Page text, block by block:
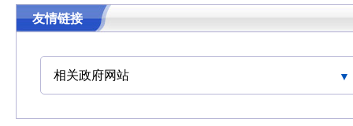
友情链接
相关政府网站
中国交通运输协会官网